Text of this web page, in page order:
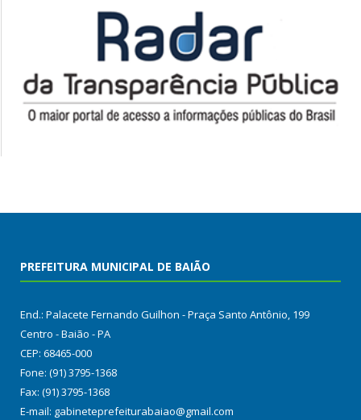
PREFEITURA MUNICIPAL DE BAIÃO
End.: Palacete Fernando Guilhon - Praça Santo Antônio, 199
Centro - Baião - PA
CEP: 68465-000
Fone: (91) 3795-1368
Fax: (91) 3795-1368
E-mail: gabineteprefeiturabaiao@gmail.com